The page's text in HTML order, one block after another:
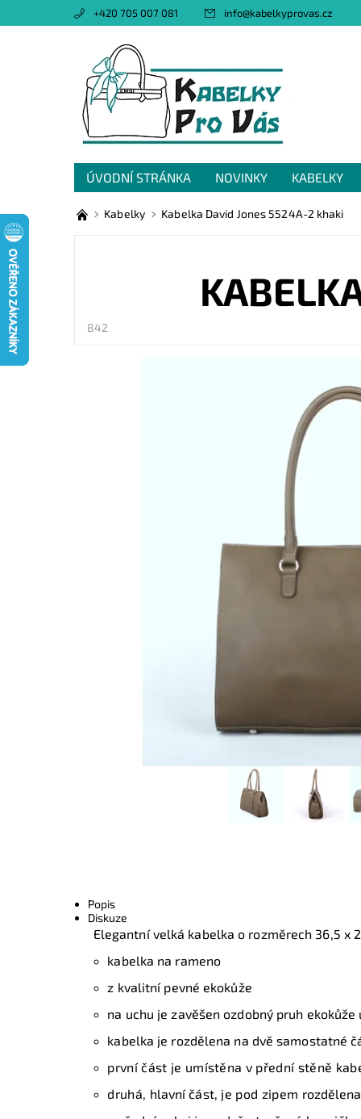
+420 705 007 081 info@kabelkyprovas.cz
ÚVODNÍ STRÁNKA NOVINKY
KABELKY
OBCHODNÍ PODMÍNKY
GDPR NAPIŠTE
Kabelky Kabelka David Jones 5524A-2 khaki
842
Popis
Diskuze
Elegantní velká kabelka o rozměrech 36,5 x
kabelka na rameno
z kvalitní pevné ekokůže
na uchu je zavěšen ozdobný pruh
kabelka je rozdělena na dvě samostatné
první část je umístěna v přední stěně
druhá, hlavní část, je pod zipem